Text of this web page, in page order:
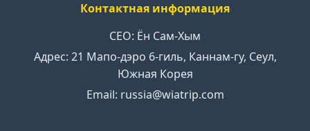
Контактная информация
CEO: Ён Сам-Хым
Адрес: 21 Мапо-дэро 6-гиль, Каннам-гу, Сеул,
Южная Корея
Email: russia@wiatrip.com